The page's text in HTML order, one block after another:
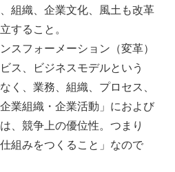
組織、企業文化、風土も改革
すること。
スフォーメーション（変革）
ス、ビジネスモデルという
く、業務、組織、プロセス、
業組織・企業活動」におよび
、競争上の優位性。つまり
組みをつくること」なので